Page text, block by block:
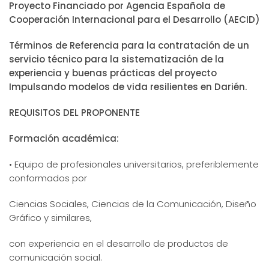
Proyecto Financiado por Agencia Española de
Cooperación Internacional para el Desarrollo (AECID)
Términos de Referencia para la contratación de un
servicio técnico para la sistematización de la
experiencia y buenas prácticas del proyecto
Impulsando modelos de vida resilientes en Darién.
REQUISITOS DEL PROPONENTE
Formación académica:
• Equipo de profesionales universitarios, preferiblemente
conformados por
Ciencias Sociales, Ciencias de la Comunicación, Diseño
Gráfico y similares,
con experiencia en el desarrollo de productos de
comunicación social.